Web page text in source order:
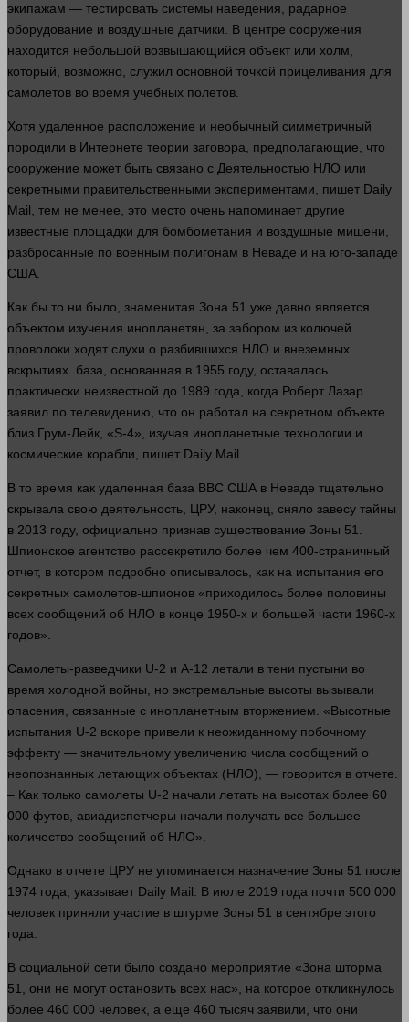
экипажам — тестировать системы наведения, радарное
оборудование и воздушные датчики. В центре сооружения
находится небольшой возвышающийся объект или холм,
который, возможно, служил основной точкой прицеливания для
самолетов во время учебных полетов.
Хотя удаленное расположение и необычный симметричный
породили в Интернете теории заговора, предполагающие, что
сооружение может быть связано с Деятельностью НЛО или
секретными правительственными экспериментами, пишет Daily
Mail, тем не менее, это место очень напоминает другие
известные площадки для бомбометания и воздушные мишени,
разбросанные по военным полигонам в Неваде и на юго-западе
США.
Как бы то ни было, знаменитая Зона 51 уже давно является
объектом изучения инопланетян, за забором из колючей
проволоки ходят слухи о разбившихся НЛО и внеземных
вскрытиях. база , основанная в 1955 году, оставалась
практически неизвестной до 1989 года , когда Роберт Лазар
заявил по телевидению, что он работал на секретном объекте
близ Грум-Лейк, «S-4», изучая инопланетные технологии и
космические корабли, пишет Daily Mail.
В то время как удаленная база ВВС США в Неваде тщательно
скрывала свою деятельность , ЦРУ, наконец, сняло завесу тайны
в 2013 году, официально признав существование Зоны 51.
Шпионское агентство рассекретило более чем 400-страничный
отчет, в котором подробно описывалось, как на испытания его
секретных самолетов-шпионов «приходилось более половины
всех сообщений об НЛО в конце 1950-х и большей части 1960-х
годов».
Самолеты-разведчики U-2 и A-12 летали в тени пустыни во
время холодной войны , но экстремальные высоты вызывали
опасения, связанные с инопланетным вторжением. «Высотные
испытания U-2 вскоре привели к неожиданному побочному
эффекту — значительному увеличению числа сообщений о
неопознанных летающих объектах (НЛО), — говорится в отчете.
– Как только самолеты U-2 начали летать на высотах более 60
000 футов, авиадиспетчеры начали получать все большее
количество сообщений об НЛО».
Однако в отчете ЦРУ не упоминается назначение Зоны 51 после
1974 года , указывает Daily Mail. В июле 2019 года почти 500 000
человек приняли участие в штурме Зоны 51 в сентябре этого
года
В социальной сети было создано мероприятие «Зона шторма
51, они не могут остановить всех нас», на которое откликнулось
более 460 000 человек , а еще 460 тысяч заявили, что они